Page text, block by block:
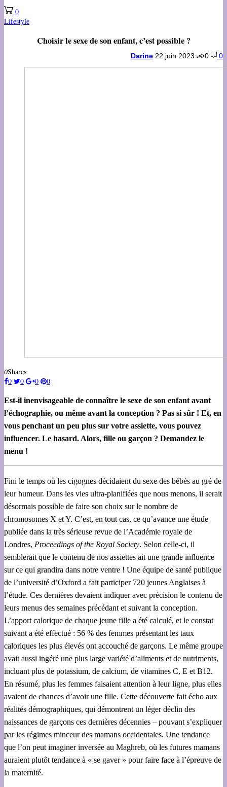
0
Lifestyle
Choisir le sexe de son enfant, c’est possible ?
Darine 22 juin 2023 0 0
0Shares
0
0 0 0
Est-il inenvisageable de connaître le sexe de son enfant avant
l’échographie, ou même avant la conception ? Pas si sûr ! Et, en
vous penchant un peu plus sur votre assiette, vous pouvez
influencer. Le hasard. Alors, fille ou garçon ? Demandez le
menu !
Fini le temps où les cigognes décidaient du sexe des bébés au gré de
leur humeur. Dans les vies ultra-planifiées que nous menons, il serait
désormais possible de faire son choix sur le nombre de
chromosomes X et Y. C’est, en tout cas, ce qu’avance une étude
publiée dans la très sérieuse revue de l’Académie royale de
Londres, Proceedings of the Royal Society. Selon celle-ci, il
semblerait que le contenu de nos assiettes ait une grande influence
sur ce qui grandira dans notre ventre ! Une équipe de santé publique
de l’université d’Oxford a fait participer 720 jeunes Anglaises à
l’étude. Ces dernières devaient indiquer avec précision le contenu de
leurs menus des semaines précédant et suivant la conception.
L’apport calorique de chaque jeune fille a été calculé, et le constat
suivant a été effectué : 56 % des femmes présentant les taux
caloriques les plus élevés ont accouché de garçons. Le même groupe
avait aussi ingéré une plus large variété d’aliments et de nutriments,
incluant plus de potassium, de calcium, de vitamines C, E et B12.
En résumé, plus les femmes faisaient attention à leur ligne, plus elles
avaient de chances d’avoir une fille. Cette découverte fait écho aux
réalités démographiques, qui démontrent un léger déclin des
naissances de garçons ces dernières décennies – pouvant s’expliquer
par les régimes minceur des mamans occidentales. Une tendance
que l’on peut imaginer inversée au Maghreb, où les futures mamans
auraient plutôt tendance à « se gaver » pour faire face à l’épreuve de
la maternité.